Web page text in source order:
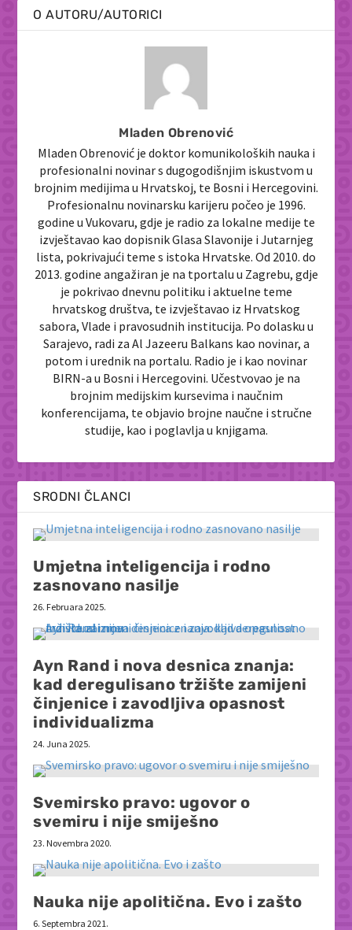
O AUTORU/AUTORICI
Mladen Obrenović
Mladen Obrenović je doktor komunikoloških nauka i
profesionalni novinar s dugogodišnjim iskustvom u
brojnim medijima u Hrvatskoj, te Bosni i Hercegovini.
Profesionalnu novinarsku karijeru počeo je 1996.
godine u Vukovaru, gdje je radio za lokalne medije te
izvještavao kao dopisnik Glasa Slavonije i Jutarnjeg
lista, pokrivajući teme s istoka Hrvatske. Od 2010. do
2013. godine angažiran je na tportalu u Zagrebu, gdje
je pokrivao dnevnu politiku i aktuelne teme
hrvatskog društva, te izvještavao iz Hrvatskog
sabora, Vlade i pravosudnih institucija. Po dolasku u
Sarajevo, radi za Al Jazeeru Balkans kao novinar, a
potom i urednik na portalu. Radio je i kao novinar
BIRN-a u Bosni i Hercegovini. Učestvovao je na
brojnim medijskim kursevima i naučnim
konferencijama, te objavio brojne naučne i stručne
studije, kao i poglavlja u knjigama.
SRODNI ČLANCI
Umjetna inteligencija i rodno
zasnovano nasilje
26. Februara 2025.
Ayn Rand i nova desnica znanja:
kad deregulisano tržište zamijeni
činjenice i zavodljiva opasnost
individualizma
24. Juna 2025.
Svemirsko pravo: ugovor o
svemiru i nije smiješno
23. Novembra 2020.
Nauka nije apolitična. Evo i zašto
6. Septembra 2021.